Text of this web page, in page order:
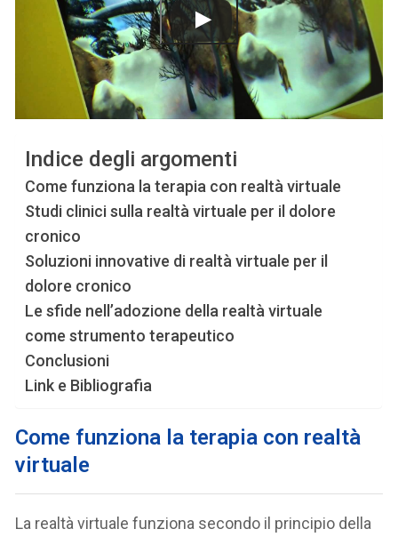
Indice degli argomenti
Come funziona la terapia con realtà virtuale
Studi clinici sulla realtà virtuale per il dolore
cronico
Soluzioni innovative di realtà virtuale per il
dolore cronico
Le sfide nell’adozione della realtà virtuale
come strumento terapeutico
Conclusioni
Link e Bibliografia
Come funziona la terapia con realtà
virtuale
La realtà virtuale funziona secondo il principio della